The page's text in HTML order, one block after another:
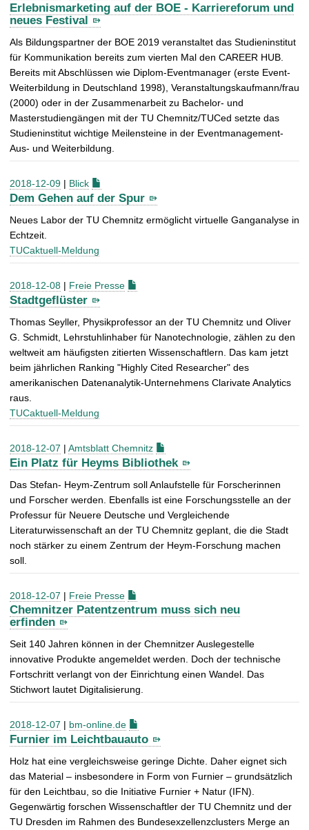
Erlebnismarketing auf der BOE - Karriereforum und
neues Festival
Als Bildungspartner der BOE 2019 veranstaltet das Studieninstitut
für Kommunikation bereits zum vierten Mal den CAREER HUB.
Bereits mit Abschlüssen wie Diplom-Eventmanager (erste Event-
Weiterbildung in Deutschland 1998), Veranstaltungskaufmann/frau
(2000) oder in der Zusammenarbeit zu Bachelor- und
Masterstudiengängen mit der TU Chemnitz/TUCed setzte das
Studieninstitut wichtige Meilensteine in der Eventmanagement-
Aus- und Weiterbildung.
2018-12-09 | Blick
Dem Gehen auf der Spur
Neues Labor der TU Chemnitz ermöglicht virtuelle Ganganalyse in
Echtzeit.
TUCaktuell-Meldung
2018-12-08 | Freie Presse
Stadtgeflüster
Thomas Seyller, Physikprofessor an der TU Chemnitz und Oliver
G. Schmidt, Lehrstuhlinhaber für Nanotechnologie, zählen zu den
weltweit am häufigsten zitierten Wissenschaftlern. Das kam jetzt
beim jährlichen Ranking "Highly Cited Researcher" des
amerikanischen Datenanalytik-Unternehmens Clarivate Analytics
raus.
TUCaktuell-Meldung
2018-12-07 | Amtsblatt Chemnitz
Ein Platz für Heyms Bibliothek
Das Stefan- Heym-Zentrum soll Anlaufstelle für Forscherinnen
und Forscher werden. Ebenfalls ist eine Forschungsstelle an der
Professur für Neuere Deutsche und Vergleichende
Literaturwissenschaft an der TU Chemnitz geplant, die die Stadt
noch stärker zu einem Zentrum der Heym-Forschung machen
soll.
2018-12-07 | Freie Presse
Chemnitzer Patentzentrum muss sich neu
erfinden
Seit 140 Jahren können in der Chemnitzer Auslegestelle
innovative Produkte angemeldet werden. Doch der technische
Fortschritt verlangt von der Einrichtung einen Wandel. Das
Stichwort lautet Digitalisierung.
2018-12-07 | bm-online.de
Furnier im Leichtbauauto
Holz hat eine vergleichsweise geringe Dichte. Daher eignet sich
das Material – insbesondere in Form von Furnier – grundsätzlich
für den Leichtbau, so die Initiative Furnier + Natur (IFN).
Gegenwärtig forschen Wissenschaftler der TU Chemnitz und der
TU Dresden im Rahmen des Bundesexzellenzclusters Merge an